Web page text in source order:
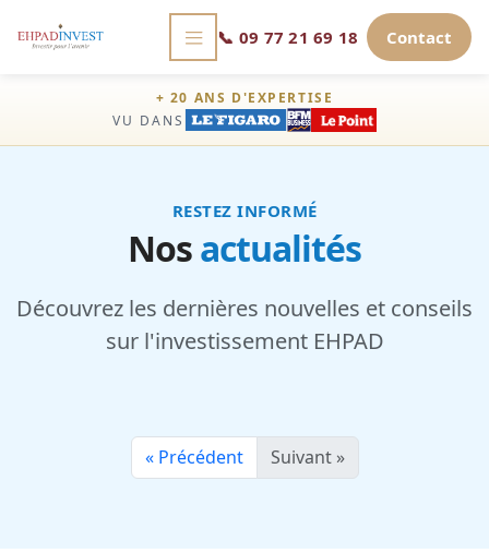
📞 09 77 21 69 18 Contact
+ 20 ANS D'EXPERTISE
VU DANS
RESTEZ INFORMÉ
Nosactualités
Découvrez les dernières nouvelles et conseils
sur l'investissement EHPAD
« Précédent Suivant »